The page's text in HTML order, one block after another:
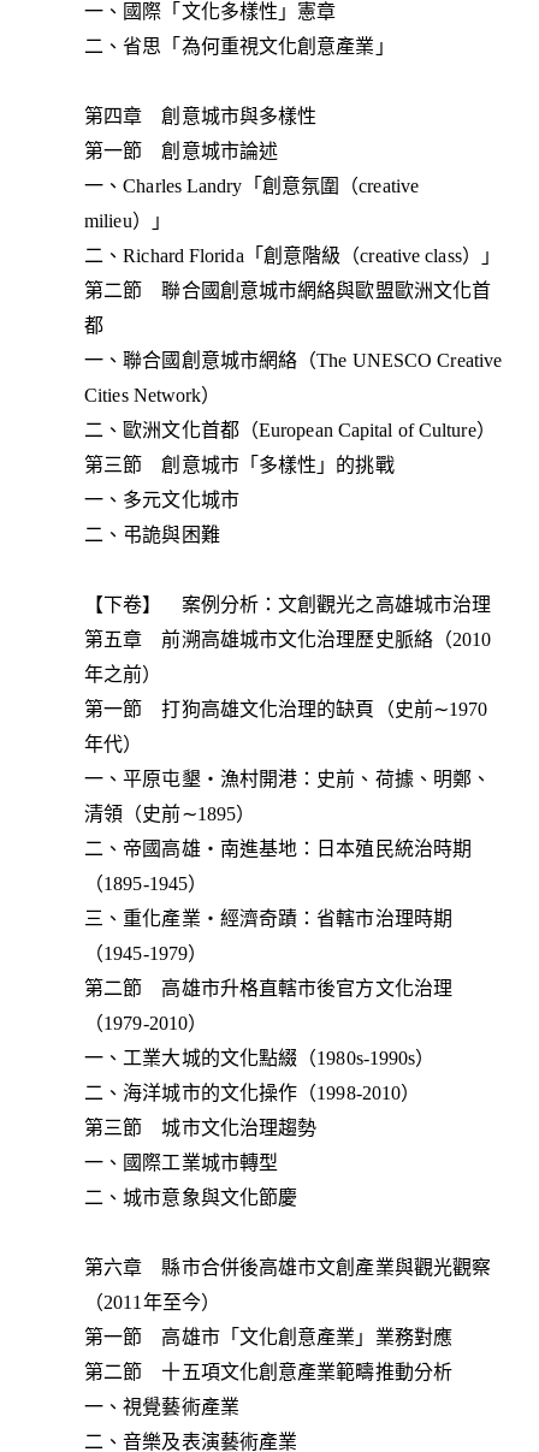
一、國際「文化多樣性」憲章
二、省思「為何重視文化創意產業」
第四章 創意城市與多樣性
第一節 創意城市論述
一、Charles Landry「創意氛圍（creative
milieu）」
二、Richard Florida「創意階級（creative class）」
第二節 聯合國創意城市網絡與歐盟歐洲文化首
都
一、聯合國創意城市網絡（The UNESCO Creative
Cities Network）
二、歐洲文化首都（European Capital of Culture）
第三節 創意城市「多樣性」的挑戰
一、多元文化城市
二、弔詭與困難
【下卷】 案例分析：文創觀光之高雄城市治理
第五章 前溯高雄城市文化治理歷史脈絡（2010
年之前）
第一節 打狗高雄文化治理的缺頁（史前∼1970
年代）
一、平原屯墾‧漁村開港：史前、荷據、明鄭、
清領（史前∼1895）
二、帝國高雄‧南進基地：日本殖民統治時期
（1895-1945）
三、重化產業‧經濟奇蹟：省轄市治理時期
（1945-1979）
第二節 高雄市升格直轄市後官方文化治理
（1979-2010）
一、工業大城的文化點綴（1980s-1990s）
二、海洋城市的文化操作（1998-2010）
第三節 城市文化治理趨勢
一、國際工業城市轉型
二、城市意象與文化節慶
第六章 縣市合併後高雄市文創產業與觀光觀察
（2011年至今）
第一節 高雄市「文化創意產業」業務對應
第二節 十五項文化創意產業範疇推動分析
一、視覺藝術產業
二、音樂及表演藝術產業